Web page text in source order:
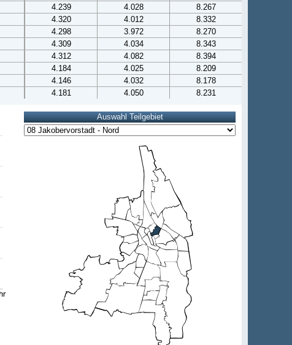
4.239 4.028
8.267
4.320 4.012
8.332
4.298 3.972
8.270
4.309 4.034
8.343
4.312 4.082
8.394
4.184 4.025
8.209
4.146 4.032
8.178
4.181 4.050 8.231